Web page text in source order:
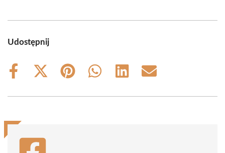
Udostępnij
Share
Share
(Twitter)
Share
Share
Share
Share